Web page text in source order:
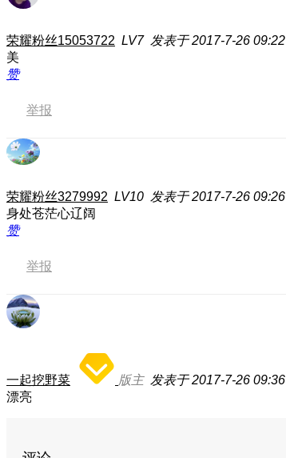
荣耀粉丝15053722 LV7 发表于 2017-7-26 09:22
美
赞
举报
荣耀粉丝3279992 LV10 发表于 2017-7-26 09:26
身处苍茫心辽阔
赞
举报
一起挖野菜 版主 发表于 2017-7-26 09:36
漂亮